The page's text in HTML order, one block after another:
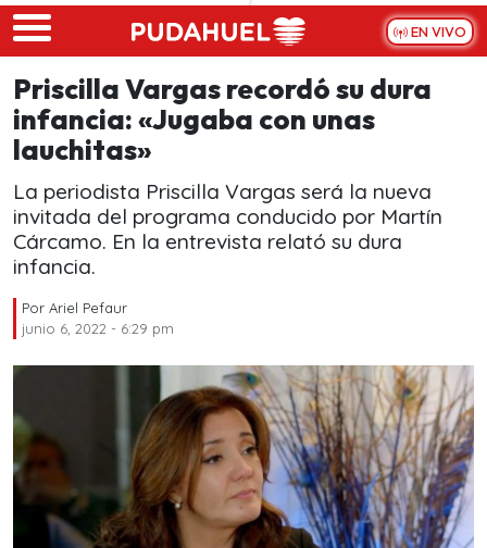
Skip to main content
EN VIVO
Priscilla Vargas recordó su dura
infancia: «Jugaba con unas
lauchitas»
La periodista Priscilla Vargas será la nueva
invitada del programa conducido por Martín
Cárcamo. En la entrevista relató su dura
infancia.
Por Ariel Pefaur
junio 6, 2022 - 6:29 pm